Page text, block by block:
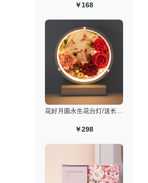
￥168
花好月圆永生花台灯/送长辈老师定制款
￥298